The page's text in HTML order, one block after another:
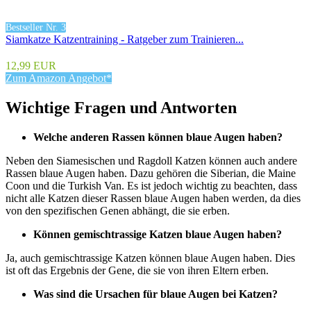
Bestseller Nr. 3
Siamkatze Katzentraining - Ratgeber zum Trainieren...
12,99 EUR
Zum Amazon Angebot*
Wichtige Fragen und Antworten
Welche anderen Rassen können blaue Augen haben?
Neben den Siamesischen und Ragdoll Katzen können auch andere
Rassen blaue Augen haben. Dazu gehören die Siberian, die Maine
Coon und die Turkish Van. Es ist jedoch wichtig zu beachten, dass
nicht alle Katzen dieser Rassen blaue Augen haben werden, da dies
von den spezifischen Genen abhängt, die sie erben.
Können gemischtrassige Katzen blaue Augen haben?
Ja, auch gemischtrassige Katzen können blaue Augen haben. Dies
ist oft das Ergebnis der Gene, die sie von ihren Eltern erben.
Was sind die Ursachen für blaue Augen bei Katzen?